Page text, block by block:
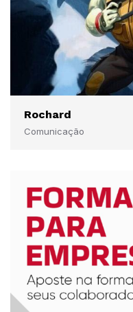
Rochard
Comunicação